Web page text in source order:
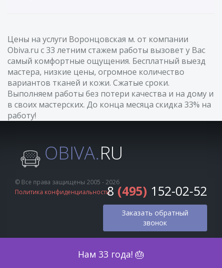
Нам 33 года! 🎂
Цены на услуги Воронцовская м. от компании
Obiva.ru с 33 летним стажем работы вызовет у Вас
самый комфортные ощущения. Бесплатный выезд
мастера, низкие цены, огромное количество
вариантов тканей и кожи. Сжатые сроки.
Выполняем работы без потери качества и на дому и
в своих мастерских. До конца месяца скидка 33% на
работу!
OBIVA.RU
© Все права защищены 2005 - 2026
Политика конфиденциальности8 (495) 152-02-52
Заказать обратный
звонок